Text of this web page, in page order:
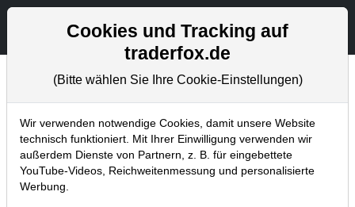
Aktien- und Artikelsuche
Trader-Blog
Home Blog Trader-Blog
Das TraderFox Trading-Desk:
Ein 5-Minuten-Überblick!
Cookies und Tracking auf
traderfox.de
(Bitte wählen Sie Ihre Cookie-Einstellungen)
Wir verwenden notwendige Cookies, damit unsere Website
technisch funktioniert. Mit Ihrer Einwilligung verwenden wir
außerdem Dienste von Partnern, z. B. für eingebettete
YouTube-Videos, Reichweitenmessung und personalisierte
Werbung.